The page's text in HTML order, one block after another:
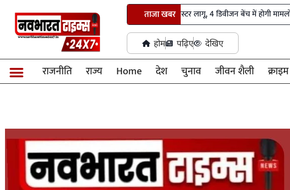
ताजा खबर
छत्तीसगढ़ हाईकोर्ट में सोमवार से नया रोस्टर लागू, 4 डिवीजन बेंच में होगी मामलों की सुनवाई
होम पढ़िए देखिए
राजनीति राज्य Home देश चुनाव जीवन शैली क्राइम